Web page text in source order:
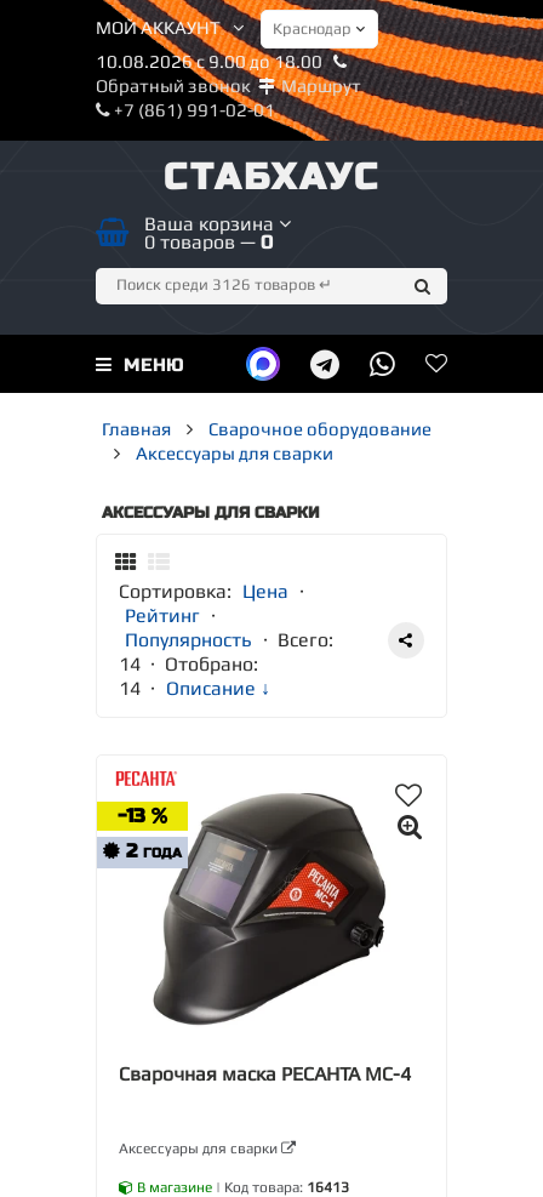
МОЙ АККАУНТ
10.08.2026 с 9.00 до 18.00
Обратный звонок
Маршрут
+7 (861) 991-02-01
СТАБХАУС
Ваша корзина
0 товаров — 0
МЕНЮ
Главная
Сварочное оборудование
Аксессуары для сварки
АКСЕССУАРЫ ДЛЯ СВАРКИ
Сортировка: Цена ·
Рейтинг ·
Популярность · Всего:
14 · Отобрано:
14 · Описание ↓
-13
2 ГОДА
Сварочная маска РЕСАНТА МС-4
Аксессуары для сварки
В магазине | Код товара: 16413